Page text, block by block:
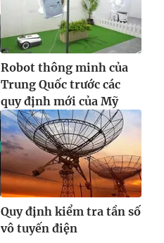
Robot thông minh của
Trung Quốc trước các
quy định mới của Mỹ
Quy định kiểm tra tần số
vô tuyến điện